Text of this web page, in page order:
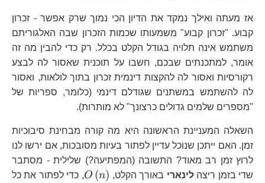
אז מעתה ואילך נמקד את הדיון הכי נמוך שרק אפשר - זכרון
קבוע. "זכרון קבוע" משמעותו שכמות הזכרון שבה האלגוריתם
משתמש אינה תלויה בגודל הקלט בכלל. רק כדי להבין מה זה
אומר, למתכנתים שבכם, חשבו על תוכנית שאסור לה לבצע
רקורסיות ואסור לה להקצות דינמית זכרון בתוך לולאות, ואסור
לה להשתמש במשתנים שגודלם דינמי (כלומר, ספריות של
"מספרים שלמים גדולים כרצונך" לא מותרות).
השאלה המעניינת הראשונה היא מה קורה מבחינת סיבוכיות
זמן. האם ייתכן שנוכל עדיין לפתור בעיות מסובכות, אם ירשו לנו
לרוץ זמן רב מאוד? התשובה (המפתיעה?) שלילית - מסתבר
שדי בזמן ריצהלינארי באורך הקלט, O\left(n\right)
O (n)
, כדי לפתור את כל